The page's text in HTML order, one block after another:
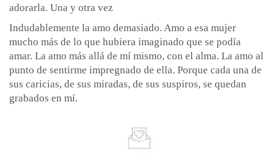
adorarla. Una y otra vez
Indudablemente la amo demasiado. Amo a esa mujer
mucho más de lo que hubiera imaginado que se podía
amar. La amo más allá de mí mismo, con el alma. La amo al
punto de sentirme impregnado de ella. Porque cada una de
sus caricias, de sus miradas, de sus suspiros, se quedan
grabados en mí.